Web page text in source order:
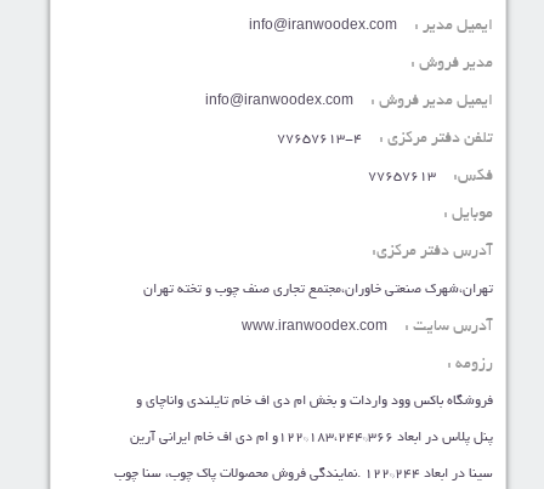
ایمیل مدیر : info@iranwoodex.com
مدیر فروش :
ایمیل مدیر فروش : info@iranwoodex.com
تلفن دفتر مرکزی : 77657613-4
فکس: 77657613
موبایل :
آدرس دفتر مرکزی:
تهران،شهرک صنعتی خاوران،مجتمع تجاری صنف چوب و تخته تهران
آدرس سایت : www.iranwoodex.com
رزومه :
فروشگاه باکس وود واردات و بخش ام دی اف خام تایلندی واناچای و
پنل پلاس در ابعاد 366*183،244*122و ام دی اف خام ایرانی آرین
سینا در ابعاد 244*122 .نمایندگی فروش محصولات پاک چوب، سنا چوب